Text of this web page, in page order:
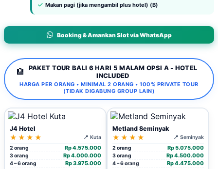
Makan pagi (jika mengambil plus hotel) (B)
Booking & Amankan Slot via WhatsApp
🏨
PAKET TOUR BALI 6 HARI 5 MALAM OPSI A - HOTEL
INCLUDED
HARGA PER ORANG • MINIMAL 2 ORANG • 100% PRIVATE TOUR
(TIDAK DIGABUNG GROUP LAIN)
J4 Hotel
★★★★
📍 Kuta
2 orang
Rp 4.575.000
3 orang Rp 4.000.000
4 – 6 orang Rp 3.975.000
Metland Seminyak
★★★★
📍 Seminyak
2 orang
Rp 5.075.000
3 orang Rp 4.500.000
4 – 6 orang Rp 4.475.000